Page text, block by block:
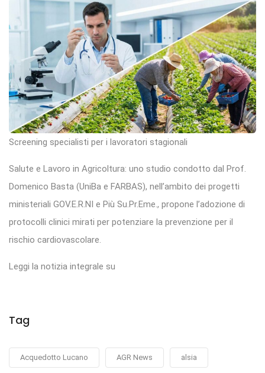
Screening specialisti per i lavoratori stagionali
Salute e Lavoro in Agricoltura: uno studio condotto dal Prof.
Domenico Basta (UniBa e FARBAS), nell’ambito dei progetti
ministeriali GOV.E.R.NI e Più Su.Pr.Eme., propone l’adozione di
protocolli clinici mirati per potenziare la prevenzione per il
rischio cardiovascolare.
Leggi la notizia integrale su
Tag
Acquedotto Lucano AGR News alsia